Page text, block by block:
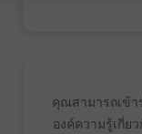
คุณสามารถเข้
องค์ความรู้เกี่ย